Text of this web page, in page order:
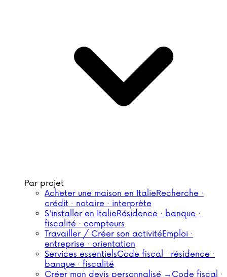
Par projet
Acheter une maison en ItalieRecherche ·
crédit · notaire · interprète
S'installer en ItalieRésidence · banque ·
fiscalité · compteurs
Travailler / Créer son activitéEmploi ·
entreprise · orientation
Services essentielsCode fiscal · résidence ·
banque · fiscalité
Créer mon devis personnalisé → Code fiscal ·